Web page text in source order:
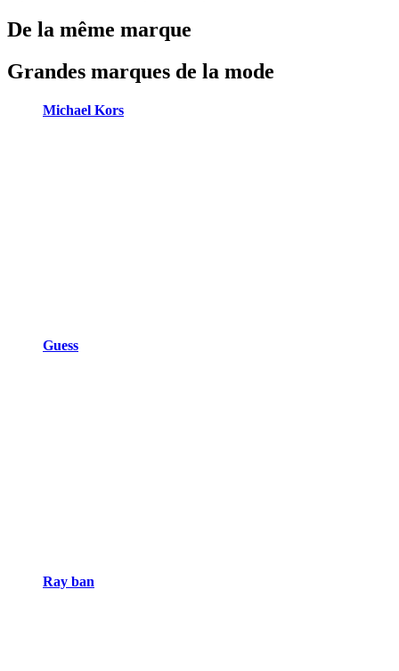
De la même marque
Grandes marques de la mode
Michael Kors
Guess
Ray ban